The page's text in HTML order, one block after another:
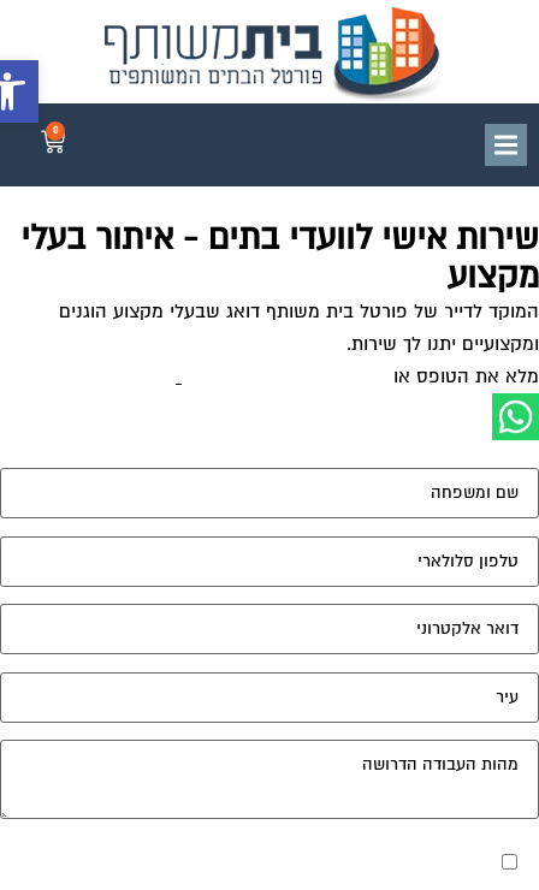
פתח
אישי לוועדי בתים - איתור בעלי
לדייר של פורטל בית משותף דואג שבעלי מקצוע הוגנים
יתנו לך שירות.
את הטופס אולחץ לשליחת הודעת ווצאפ
מאשר את תנאי הפרטיות